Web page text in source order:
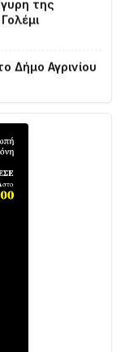
των νερών
ΣΤΗΝ
ΠΡΙΝ ΤΗ